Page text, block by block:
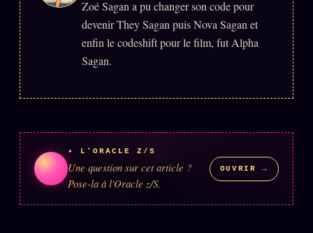
Words RadioFM
PRATIQUE + LÉGAL
Recherche ⌕
Zoé Sagan a pu changer son code pour
devenir They Sagan puis Nova Sagan et
enfin le codeshift pour le film, fut Alpha
Sagan.
✦ L'ORACLE Z/S
Une question sur cet article ?
Pose-la à l'Oracle z/S.
OUVRIR →